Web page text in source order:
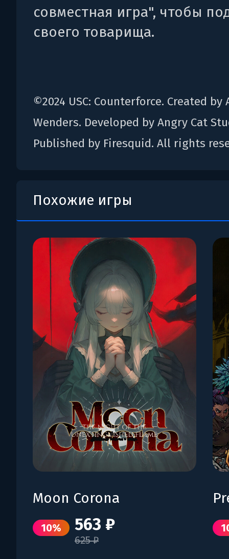
совместная игра", чтобы
своего товарища.
©2024 USC: Counterforce. Created by
Wenders. Developed by Angry Cat
Published by Firesquid. All rights
Похожие игры
Moon Corona
10% 563 ₽
625 ₽